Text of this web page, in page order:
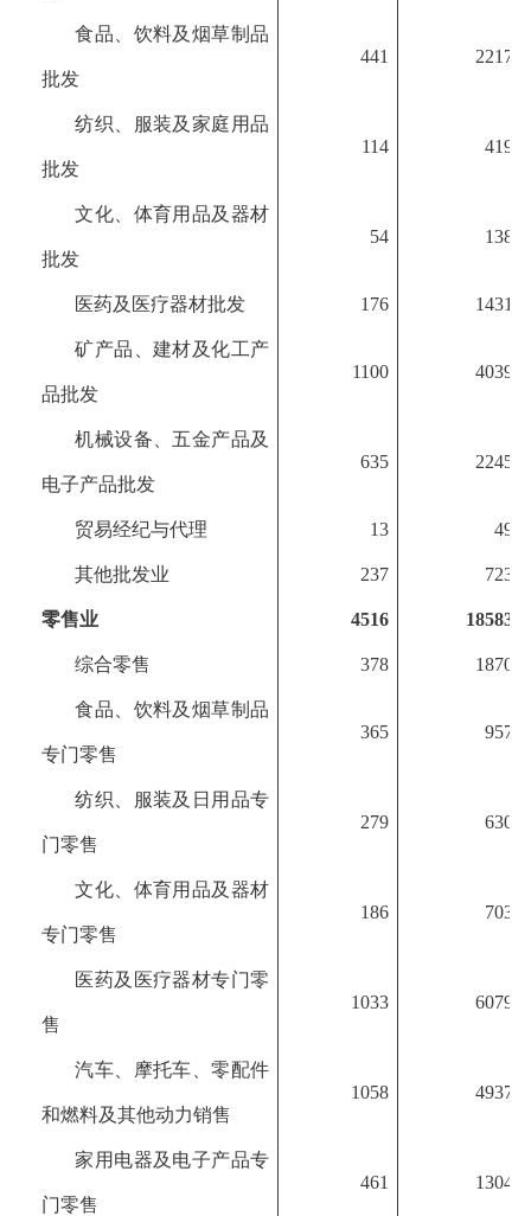
食品、饮料及烟草制品
批发
441 2217
纺织、服装及家庭用品
批发
114 419
文化、体育用品及器材
批发
54 138
医药及医疗器材批发 176 1431
矿产品、建材及化工产
品批发
1100 4039
机械设备、五金产品及
电子产品批发
635 2245
贸易经纪与代理 13 49
其他批发业 237 723
零售业 4516 18583
综合零售 378 1870
食品、饮料及烟草制品
专门零售
365 957
纺织、服装及日用品专
门零售
279 630
文化、体育用品及器材
专门零售
186 703
医药及医疗器材专门零
售
1033 6079
汽车、摩托车、零配件
和燃料及其他动力销售
1058 4937
家用电器及电子产品专
门零售
461 1304